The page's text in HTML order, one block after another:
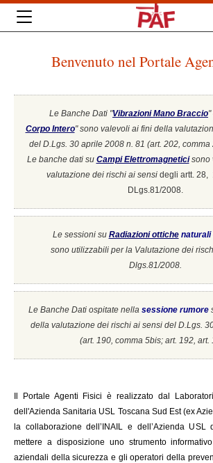
Benvenuto nel Portale
Le Banche Dati "Vibrazioni Mano Braccio"
Corpo Intero"sono valevoli ai fini della
del D.Lgs. 30 aprile 2008 n. 81 (art. 202, comma
Le banche dati su Campi Elettromagneticisono
valutazione dei rischi ai sensi degli artt. 28,
DLgs.81/2008.
Le sessioni su Radiazioni ottiche
sono utilizzabili per la Valutazione dei
Dlgs.81/2008.
Le Banche Dati ospitate nella sessione rumore
della valutazione dei rischi ai sensi del D.Lgs.
(art. 190, comma 5bis; art. 192, art.
Portale Agenti Fisici è realizzato dal
dell'Azienda Sanitaria USL Toscana Sud Est (ex
la collaborazione dell’INAIL e dell’Azienda
mettere a disposizione uno strumento
aziendali della sicurezza e gli operatori della